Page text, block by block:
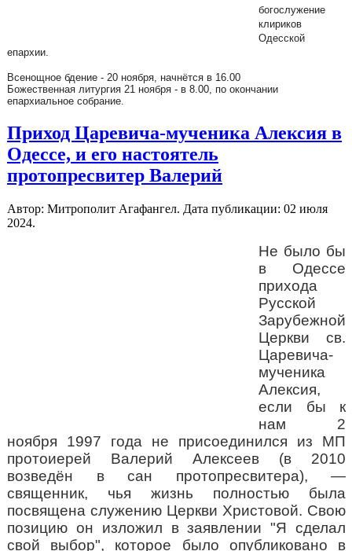
богослужение
клириков
Одесской
епархии.
Всенощное бдение - 20 ноября, начнётся в 16.00
Божественная литургия 21 ноября - в 8.00, по окончании
епархиальное собрание.
Приход Царевича-мученика Алексия в
Одессе, и его настоятель
протопресвитер Валерий
Автор: Митрополит Агафангел. Дата публикации: 02 июля
2024.
Не было бы
в Одессе
прихода
Русской
Зарубежной
Церкви св.
Царевича-
мученика
Алексия,
если бы к
нам 2
ноября 1997 года не присоединился из МП
протоиерей Валерий Алексеев (в 2010
возведён в сан протопресвитера), —
священник, чья жизнь полностью была
посвящена служению Церкви Христовой. Свою
позицию он изложил в заявлении "Я сделал
свой выбор", которое было опубликовано в